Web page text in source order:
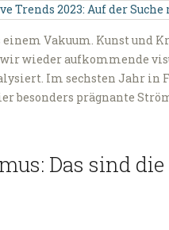
Vakuum. Kunst und
wir wieder aufkommende
Im sechsten Jahr in
besonders prägnante
Das sind